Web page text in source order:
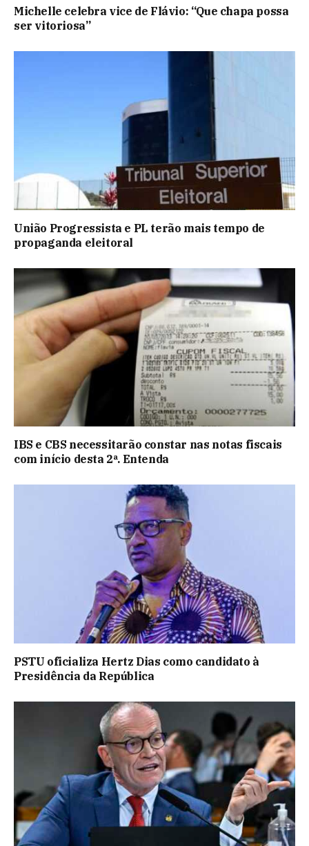
Michelle celebra vice de Flávio: “Que chapa possa
ser vitoriosa”
União Progressista e PL terão mais tempo de
propaganda eleitoral
IBS e CBS necessitarão constar nas notas fiscais
com início desta 2ª. Entenda
PSTU oficializa Hertz Dias como candidato à
Presidência da República